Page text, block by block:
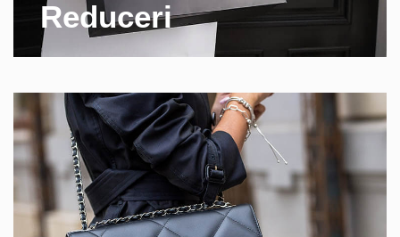
Reduceri